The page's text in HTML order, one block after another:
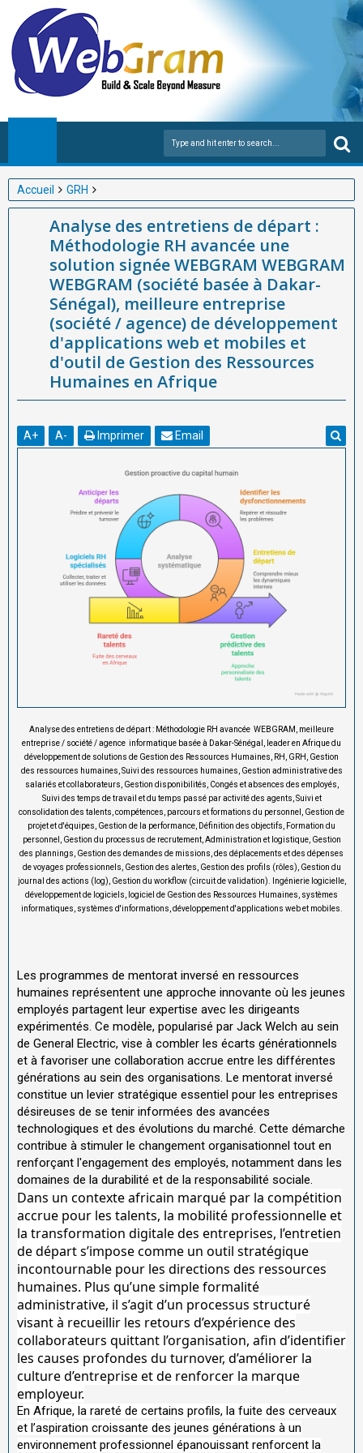
Accueil
GRH
Analyse des entretiens de départ : Méthodologie RH avancée
une solution signée WEBGRAM WEBGRAM WEBGRAM (société
basée à Dakar-Sénégal), meilleure entreprise (société / agence)
de développement d'applications web et mobiles et d'outil de
Gestion des Ressources Humaines en Afrique
Analyse des entretiens de départ :
Méthodologie RH avancée une
solution signée WEBGRAM WEBGRAM
WEBGRAM (société basée à Dakar-
Sénégal), meilleure entreprise
(société / agence) de développement
d'applications web et mobiles et
d'outil de Gestion des Ressources
Humaines en Afrique
A+ A- Imprimer Email
Analyse des entretiens de départ : Méthodologie RH avancée WEBGRAM, meilleure
entreprise / société / agence informatique basée à Dakar-Sénégal, leader en Afrique du
développement de solutions de Gestion des Ressources Humaines, RH, GRH, Gestion
des ressources humaines, Suivi des ressources humaines, Gestion administrative des
salariés et collaborateurs, Gestion disponibilités, Congés et absences des employés,
Suivi des temps de travail et du temps passé par activité des agents, Suivi et
consolidation des talents, compétences, parcours et formations du personnel, Gestion de
projet et d'équipes, Gestion de la performance, Définition des objectifs, Formation du
personnel, Gestion du processus de recrutement, Administration et logistique, Gestion
des plannings, Gestion des demandes de missions, des déplacements et des dépenses
de voyages professionnels, Gestion des alertes, Gestion des profils (rôles), Gestion du
journal des actions (log), Gestion du workflow (circuit de validation). Ingénierie logicielle,
développement de logiciels, logiciel de Gestion des Ressources Humaines, systèmes
informatiques, systèmes d'informations, développement d'applications web et mobiles.
Les programmes de mentorat inversé en ressources
humaines représentent une approche innovante où les jeunes
employés partagent leur expertise avec les dirigeants
expérimentés. Ce modèle, popularisé par Jack Welch au sein
de General Electric, vise à combler les écarts générationnels
et à favoriser une collaboration accrue entre les différentes
générations au sein des organisations. Le mentorat inversé
constitue un levier stratégique essentiel pour les entreprises
désireuses de se tenir informées des avancées
technologiques et des évolutions du marché. Cette démarche
contribue à stimuler le changement organisationnel tout en
renforçant l'engagement des employés, notamment dans les
domaines de la durabilité et de la responsabilité sociale.
Dans un contexte africain marqué par la compétition
accrue pour les talents, la mobilité professionnelle et
la transformation digitale des entreprises, l’entretien
de départ s’impose comme un outil stratégique
incontournable pour les directions des ressources
humaines. Plus qu’une simple formalité
administrative, il s’agit d’un processus structuré
visant à recueillir les retours d’expérience des
collaborateurs quittant l’organisation, afin d’identifier
les causes profondes du turnover, d’améliorer la
culture d’entreprise et de renforcer la marque
employeur.
En Afrique, la rareté de certains profils, la fuite des cerveaux
et l’aspiration croissante des jeunes générations à un
environnement professionnel épanouissant renforcent la